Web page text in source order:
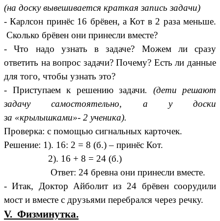
(на доску вывешивается краткая запись задачи)
- Карлсон принёс 16 брёвен, а Кот в 2 раза меньше.
Сколько брёвен они принесли вместе?
- Что надо узнать в задаче? Можем ли сразу
ответить на вопрос задачи? Почему? Есть ли данные
для того, чтобы узнать это?
- Приступаем к решению задачи. (дети решают
задачу самостоятельно, а у доски
за «крылышками»- 2 ученика).
Проверка: с помощью сигнальных карточек.
Решение: 1). 16: 2 = 8 (б.) – принёс Кот.
2). 16 + 8 = 24 (б.)
Ответ: 24 бревна они принесли вместе.
- Итак, Доктор Айболит из 24 брёвен соорудили
мост и вместе с друзьями перебрался через речку.
V. Физминутка.